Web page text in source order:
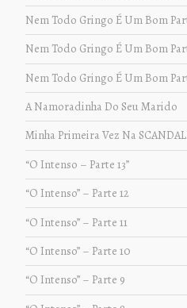
Nem Todo Gringo É Um Bom
Nem Todo Gringo É Um Bom
Nem Todo Gringo É Um Bom
A Namoradinha Do Seu Marido
Minha Primeira Vez Na
“O Intenso – Parte 13”
“O Intenso” – Parte 12
“O Intenso” – Parte 11
“O Intenso” – Parte 10
“O Intenso” – Parte 9